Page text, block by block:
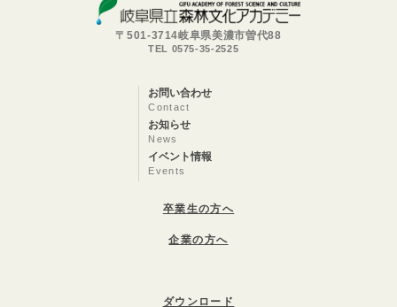
〒501-3714岐阜県美濃市曽代88
TEL 0575-35-2525
お問い合わせ
Contact
お知らせ
News
イベント情報
Events
卒業生の方へ
企業の方へ
ダウンロード